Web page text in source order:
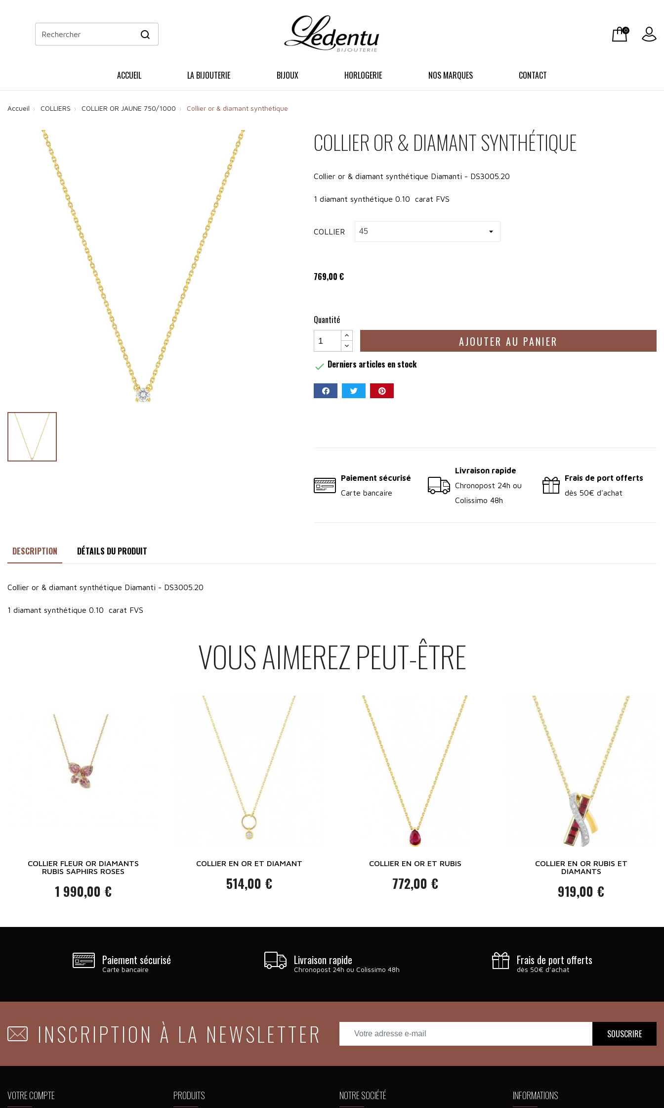
0
ACCUEIL LA BIJOUTERIE BIJOUX HORLOGERIE NOS MARQUES CONTACT
Accueil COLLIERS COLLIER OR JAUNE 750/1000 Collier or & diamant synthétique
COLLIER OR & DIAMANT SYNTHÉTIQUE
Collier or & diamant synthétique Diamanti - DS3005.20
1 diamant synthétique 0.10 carat FVS
COLLIER
769,00 €
Quantité
AJOUTER AU PANIER
 Derniers articles en stock
Partager
Paiement sécurisé
Carte bancaire
Livraison rapide
Chronopost 24h ou
Colissimo 48h
Frais de port offerts
dès 50€ d'achat
DESCRIPTION DÉTAILS DU PRODUIT
Collier or & diamant synthétique Diamanti - DS3005.20
1 diamant synthétique 0.10 carat FVS
VOUS AIMEREZ PEUT-ÊTRE
COLLIER FLEUR OR DIAMANTS
RUBIS SAPHIRS ROSES
Prix
1 990,00 €
COLLIER EN OR ET DIAMANT
Prix
514,00 €
COLLIER EN OR ET RUBIS
Prix
772,00 €
COLLIER EN OR RUBIS ET
DIAMANTS
Prix
919,00 €
Paiement sécurisé
Carte bancaire
Livraison rapide
Chronopost 24h ou Colissimo 48h
Frais de port offerts
dès 50€ d’achat
INSCRIPTION À LA NEWSLETTER
VOTRE COMPTE PRODUITS NOTRE SOCIÉTÉ INFORMATIONS